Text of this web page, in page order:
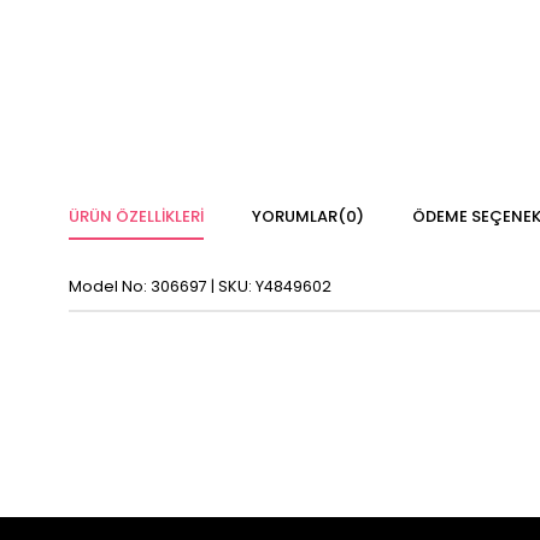
ÜRÜN ÖZELLIKLERI YORUMLAR(0) ÖDEME
Model No: 306697 | SKU: Y4849602